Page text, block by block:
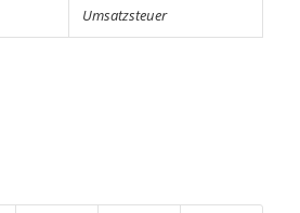
Umsatzsteuer